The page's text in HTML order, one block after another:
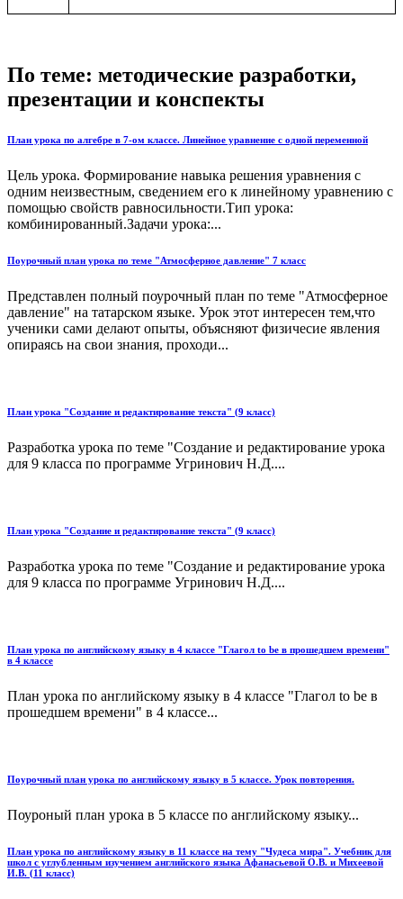
По теме: методические разработки,
презентации и конспекты
План урока по алгебре в 7-ом классе. Линейное уравнение с одной переменной
Цель урока. Формирование навыка решения уравнения с
одним неизвестным, сведением его к линейному уравнению с
помощью свойств равносильности.Тип урока:
комбинированный.Задачи урока:...
Поурочный план урока по теме "Атмосферное давление" 7 класс
Представлен полный поурочный план по теме "Атмосферное
давление" на татарском языке. Урок этот интересен тем,что
ученики сами делают опыты, объясняют физичесие явления
опираясь на свои знания, проходи...
План урока "Создание и редактирование текста" (9 класс)
Разработка урока по теме "Создание и редактирование урока
для 9 класса по программе Угринович Н.Д....
План урока "Создание и редактирование текста" (9 класс)
Разработка урока по теме "Создание и редактирование урока
для 9 класса по программе Угринович Н.Д....
План урока по английскому языку в 4 классе "Глагол to be в прошедшем времени"
в 4 классе
План урока по английскому языку в 4 классе "Глагол to be в
прошедшем времени" в 4 классе...
Поурочный план урока по английскому языку в 5 классе. Урок повторения.
Поуроный план урока в 5 классе по английскому языку...
План урока по английскому языку в 11 классе на тему "Чудеса мира". Учебник для
школ с углубленным изучением английского языка Афанасьевой О.В. и Михеевой
И.В. (11 класс)